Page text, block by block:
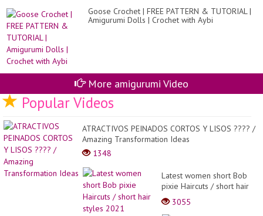
Goose Crochet | FREE PATTERN & TUTORIAL |
Amigurumi Dolls | Crochet with Aybi
More amigurumi Video
Popular Videos
ATRACTIVOS PEINADOS CORTOS Y LISOS ???? /
Amazing Transformation Ideas
1348
Latest women short Bob
pixie Haircuts / short hair
styles 2021
3055